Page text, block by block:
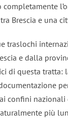
Brescia e una
traslochi
e dalla
di questa tratta:
confini nazionali
più